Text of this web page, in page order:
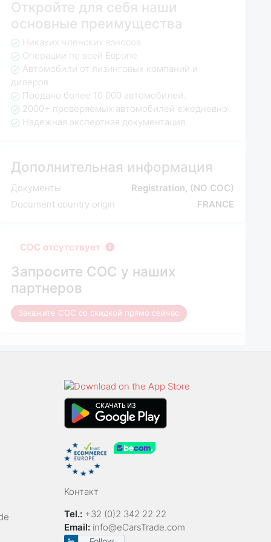
Откройте для себя наши
основные преимущества
Никаких членских взносов
Операции по всей Европе
Автомобили от лизинговых компаний и
дилеров
Продано более 10 000 автомобилей.
2000+ проверяемых автомобилей ежедневно
Надежная экспертная документация
Дополнительная информация
Документы
Registration, (NO COC)
Document country origin
FRANCE
COC отсутствует
Запросите COC у наших
партнеров
Закажите COC со скидкой прямо сейчас
Контакт
Tel.: +32 (0)2 342 22 22
Email: info@eCarsTrade.com